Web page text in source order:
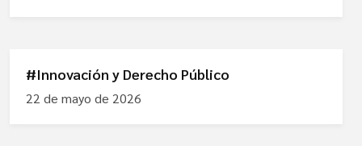
#Innovación y Derecho Público
22 de mayo de 2026